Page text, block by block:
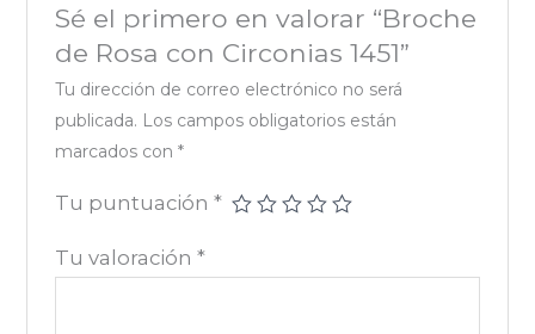
Sé el primero en valorar “Broche
de Rosa con Circonias 1451”
Tu dirección de correo electrónico no será
publicada. Los campos obligatorios están
marcados con *
Tu puntuación *
Tu valoración *